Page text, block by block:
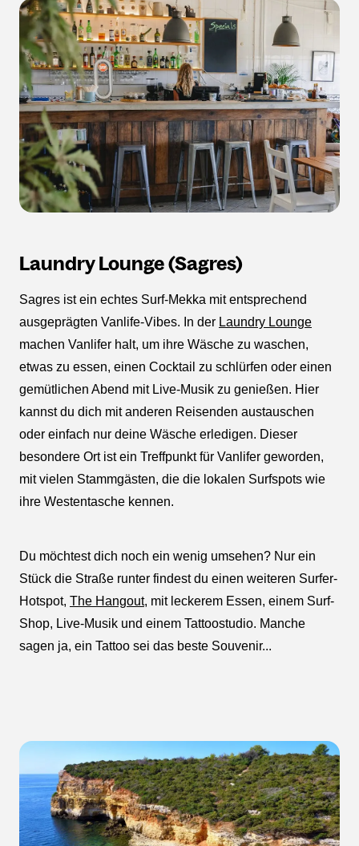
Laundry Lounge (Sagres)
Sagres ist ein echtes Surf-Mekka mit entsprechend
ausgeprägten Vanlife-Vibes. In der Laundry Lounge
machen Vanlifer halt, um ihre Wäsche zu waschen,
etwas zu essen, einen Cocktail zu schlürfen oder einen
gemütlichen Abend mit Live-Musik zu genießen. Hier
kannst du dich mit anderen Reisenden austauschen
oder einfach nur deine Wäsche erledigen. Dieser
besondere Ort ist ein Treffpunkt für Vanlifer geworden,
mit vielen Stammgästen, die die lokalen Surfspots wie
ihre Westentasche kennen.
Du möchtest dich noch ein wenig umsehen? Nur ein
Stück die Straße runter findest du einen weiteren Surfer-
Hotspot, The Hangout, mit leckerem Essen, einem Surf-
Shop, Live-Musik und einem Tattoostudio. Manche
sagen ja, ein Tattoo sei das beste Souvenir...